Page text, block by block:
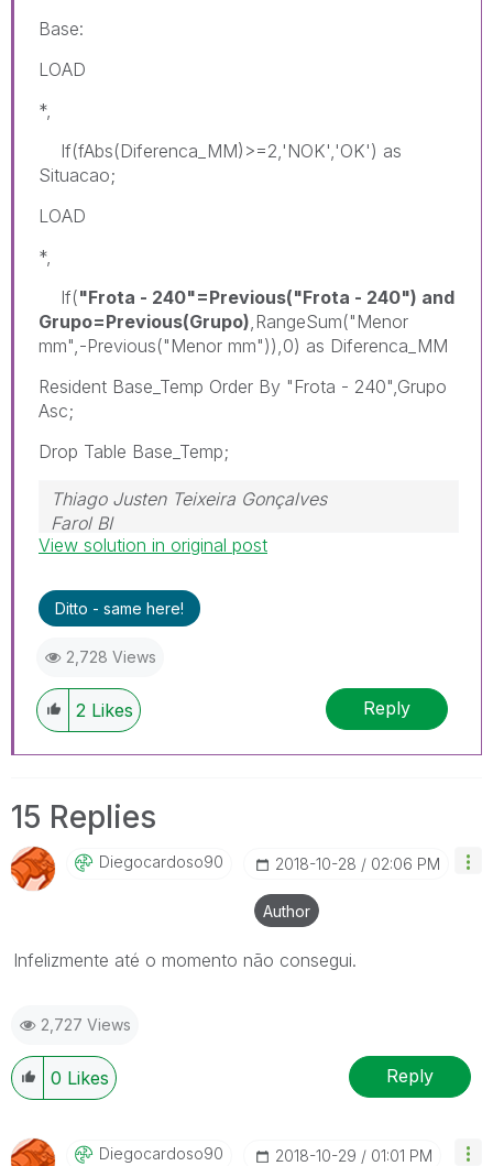
Base:
LOAD
*,
If(fAbs(Diferenca_MM)>=2,'NOK','OK') as
Situacao;
LOAD
*,
If("Frota - 240"=Previous("Frota - 240") and
Grupo=Previous(Grupo) ,RangeSum("Menor
mm",-Previous("Menor mm")),0) as Diferenca_MM
Resident Base_Temp Order By "Frota - 240",Grupo
Asc;
Drop Table Base_Temp;
Thiago Justen Teixeira Gonçalves
Farol BI
WhatsApp: 24 98152-1675
View solution in original post
Ditto - same here!
2,728 Views
2 Likes Reply
15 Replies
Diegocardoso90 ‎2018-10-28 02:06 PM
Author
Infelizmente até o momento não consegui.
2,727 Views
0 Likes Reply
Diegocardoso90 ‎2018-10-29 01:01 PM